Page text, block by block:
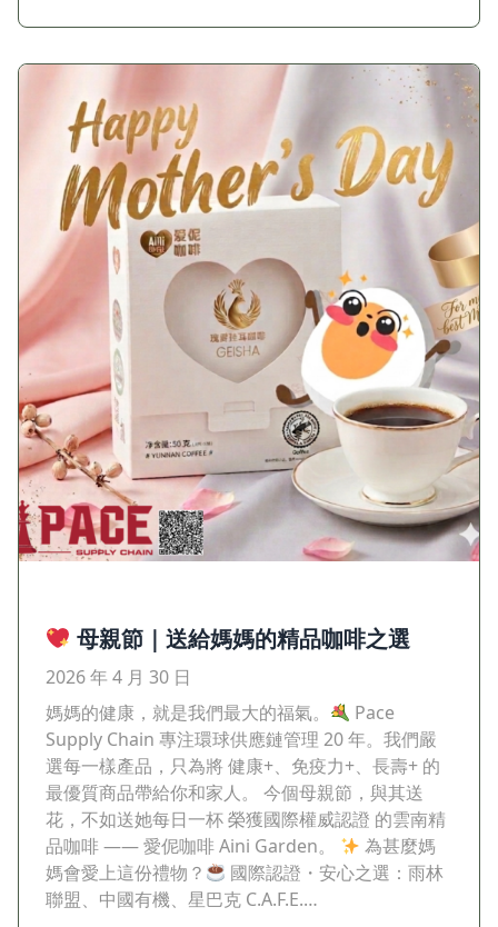
母親節｜送給媽媽的精品咖啡之選
2026 年 4 月 30 日
媽媽的健康，就是我們最大的福氣。
Pace
Supply Chain 專注環球供應鏈管理 20 年。我們嚴
選每一樣產品，只為將 健康+、免疫力+、長壽+ 的
最優質商品帶給你和家人。 今個母親節，與其送
花，不如送她每日一杯 榮獲國際權威認證 的雲南精
品咖啡 —— 愛伲咖啡 Aini Garden。
為甚麼媽
媽會愛上這份禮物？
國際認證・安心之選：雨林
聯盟、中國有機、星巴克 C.A.F.E.…